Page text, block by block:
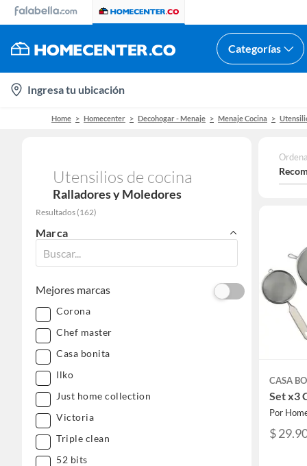
Categorías
location-
icon
Ingresa tu ubicación
Home Homecenter Decohogar - Menaje Menaje Cocina
Utensilios de cocina
Ralladores y Moledores
Resultados (162)
Marca
Mejores marcas
Corona
Chef master
Casa bonita
Ilko
Just home collection
Victoria
Triple clean
52 bits
CASA
Set x3
Por
$